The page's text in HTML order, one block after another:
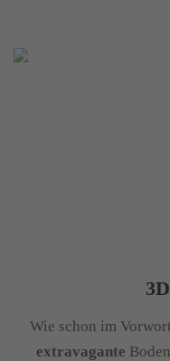
Wie schon im
extravagante